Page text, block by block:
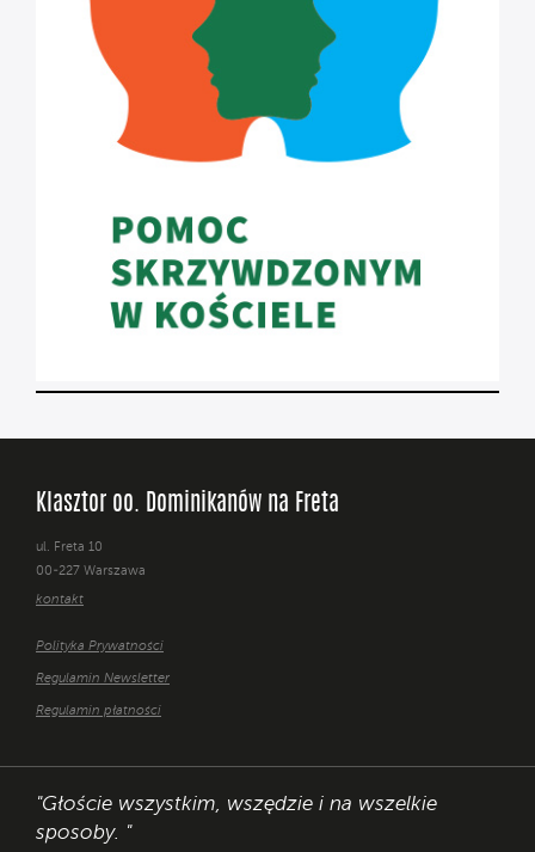
Klasztor oo. Dominikanów na Freta
ul. Freta 10
00-227 Warszawa
kontakt
Polityka Prywatności
Regulamin Newsletter
Regulamin płatności
"Głoście wszystkim, wszędzie i na wszelkie
sposoby. "